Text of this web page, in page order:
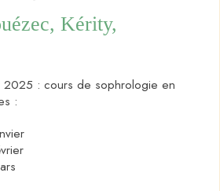
Kérity,
2025 : cours de sophrologie en
: